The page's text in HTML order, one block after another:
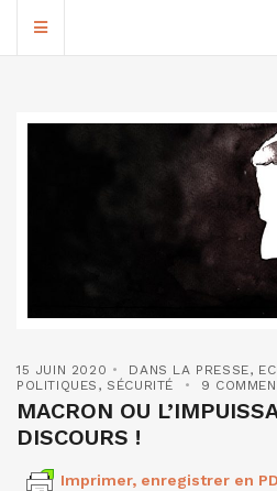
15 JUIN 2020 DANS LA PRESSE,
POLITIQUES , SÉCURITÉ 9
MACRON OU
DISCOURS !
Imprimer, enregistrer en